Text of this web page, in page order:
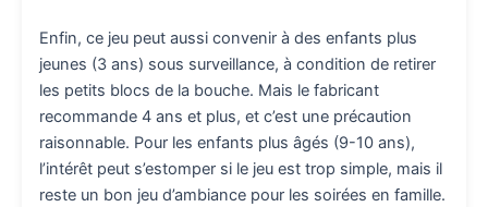
Enfin, ce jeu peut aussi convenir à des enfants plus
jeunes (3 ans) sous surveillance, à condition de retirer
les petits blocs de la bouche. Mais le fabricant
recommande 4 ans et plus, et c’est une précaution
raisonnable. Pour les enfants plus âgés (9-10 ans),
l’intérêt peut s’estomper si le jeu est trop simple, mais il
reste un bon jeu d’ambiance pour les soirées en famille.